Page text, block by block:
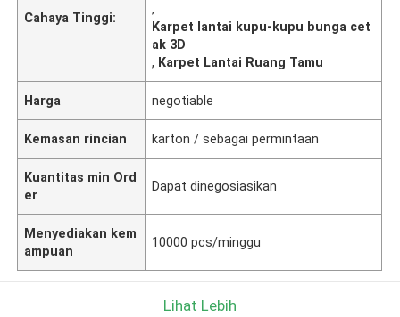
Cahaya Tinggi:
,
Karpet lantai kupu-kupu bunga cet
ak 3D
, Karpet Lantai Ruang Tamu
Harga negotiable
Kemasan rincian karton / sebagai permintaan
Kuantitas min Ord
er
Dapat dinegosiasikan
Menyediakan kem
ampuan
10000 pcs/minggu
Lihat Lebih